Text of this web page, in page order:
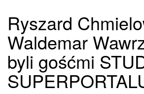
Ryszard
Waldemar
byli gośćmi